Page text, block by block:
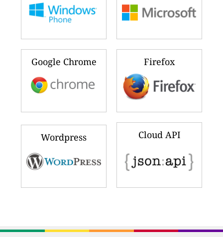
Google Chrome Firefox
Wordpress Cloud API